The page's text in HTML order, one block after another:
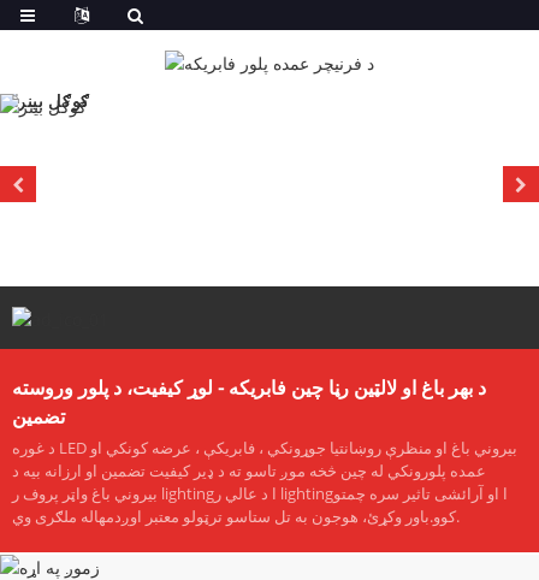
د بهر باغ او لالټین رڼا چین فابریکه - لوړ کیفیت، د پلور وروسته
تضمین
د غوره LED بیروني باغ او منظرې روښانتیا جوړونکي ، فابریکې ، عرضه کونکي او
عمده پلورونکي له چین څخه موږ تاسو ته د ډیر کیفیت تضمین او ارزانه بیه د
بیروني باغ واټر پروف ر lightingا د عالي ر lightingا او آرائشی تاثیر سره چمتو
کوو.باور وکړئ، هوجون به تل ستاسو ترټولو معتبر اوږدمهاله ملګری وي.